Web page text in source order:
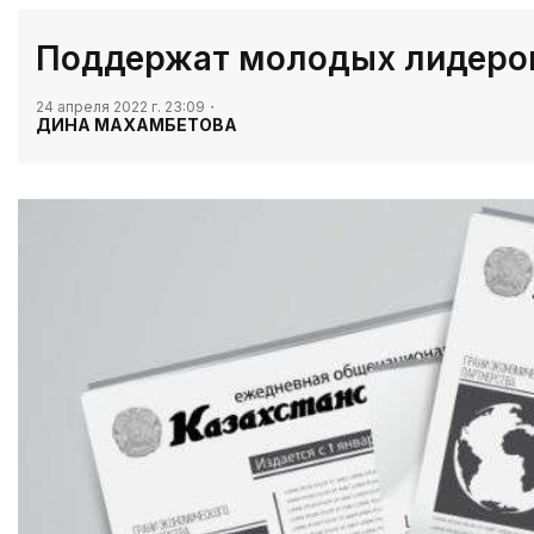
Поддержат молодых
24 апреля 2022 г. 23:09
ДИНА МАХАМБЕТОВА